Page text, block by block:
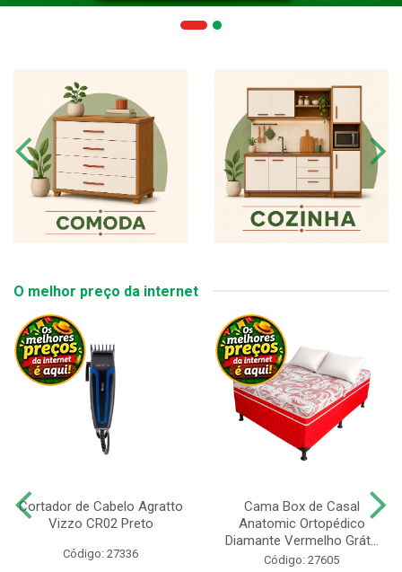
O melhor preço da internet
Cortador de Cabelo Agratto
Vizzo CR02 Preto
Código: 27336
Cama Box de Casal
Anatomic Ortopédico
Diamante Vermelho Grát...
Código: 27605